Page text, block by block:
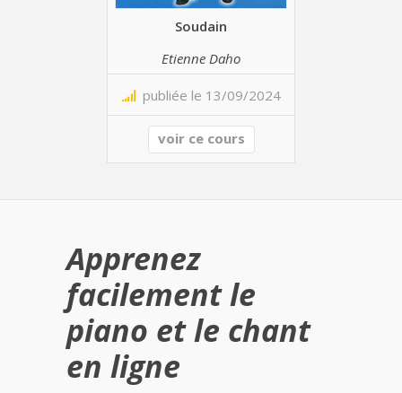
Soudain
Etienne Daho
publiée le 13/09/2024
voir ce cours
Apprenez
facilement le
piano et le chant
en ligne